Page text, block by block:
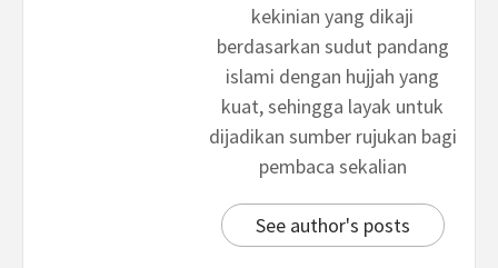
kekinian yang dikaji
berdasarkan sudut pandang
islami dengan hujjah yang
kuat, sehingga layak untuk
dijadikan sumber rujukan bagi
pembaca sekalian
See author's posts